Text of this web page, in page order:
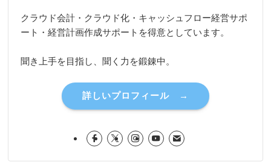
クラウド会計・クラウド化・キャッシュフロー経営サポ
ート・経営計画作成サポートを得意としています。
聞き上手を目指し、聞く力を鍛錬中。
詳しいプロフィール →